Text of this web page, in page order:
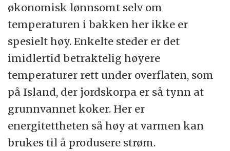
økonomisk lønnsomt selv om
temperaturen i bakken her ikke er
spesielt høy. Enkelte steder er det
imidlertid betraktelig høyere
temperaturer rett under overflaten, som
på Island, der jordskorpa er så tynn at
grunnvannet koker. Her er
energitettheten så høy at varmen kan
brukes til å produsere strøm.